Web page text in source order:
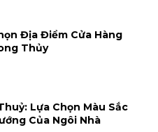
Địa Điểm Cửa Hàng
Thủy
Lựa Chọn Màu Sắc
Của Ngôi Nhà